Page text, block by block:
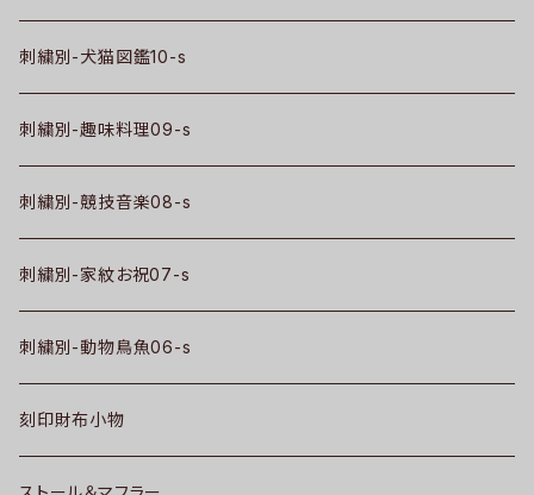
刺繍別-犬猫図鑑10-s
刺繍別-趣味料理09-s
刺繍別-競技音楽08-s
刺繍別-家紋お祝07-s
刺繍別-動物鳥魚06-s
刻印財布小物